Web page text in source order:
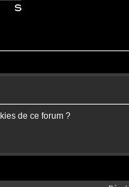
de ce forum ?